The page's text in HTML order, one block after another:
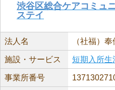
渋谷区総合ケアコミュ
ステイ
法人名 （社福）奉
施設・サービス 短期入所生
事業所番号